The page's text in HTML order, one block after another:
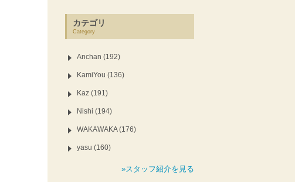
カテゴリ
Category
Anchan (192)
KamiYou (136)
Kaz (191)
Nishi (194)
WAKAWAKA (176)
yasu (160)
»スタッフ紹介を見る